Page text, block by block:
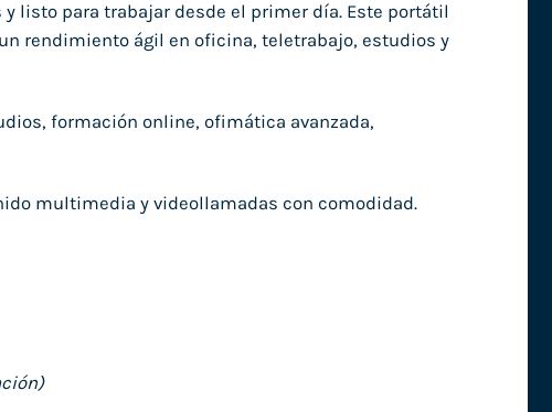
listo para trabajar desde el primer día. Este portátil
rendimiento ágil en oficina, teletrabajo, estudios y
formación online, ofimática avanzada,
multimedia y videollamadas con comodidad.